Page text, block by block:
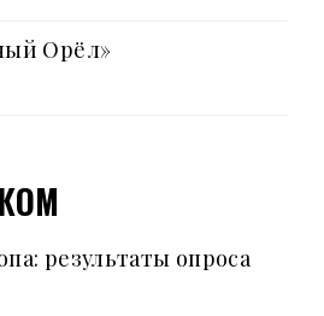
Орёл»
результаты опроса